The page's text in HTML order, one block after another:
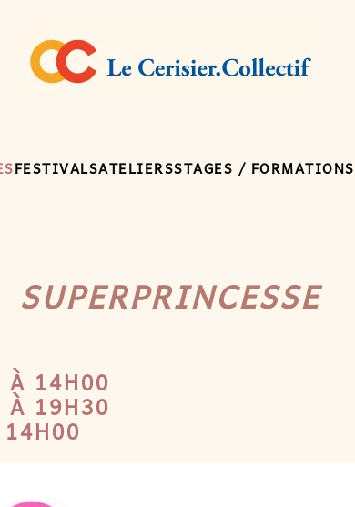
FESTIVALSATELIERSSTAGES / FORMATIONS
SUPERPRINCESSE
À 14H00
À 19H30